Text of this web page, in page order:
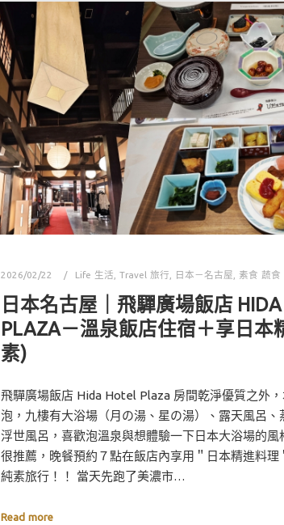
2026/02/22 Life 生活 Travel 旅行 日本－名古屋 素食 蔬食
日本名古屋｜飛驒廣場飯店 HIDA
PLAZA－溫泉飯店住宿＋享日本
素)
飛驒廣場飯店 Hida Hotel Plaza 房間乾淨優質之外
泡，九樓有大浴場（月の湯、星の湯）、露天風呂、
浮世風呂，喜歡泡溫泉與想體驗一下日本大浴場的風
很推薦，晚餐預約７點在飯店內享用＂日本精進料理
純素旅行！！ 當天先跑了美濃市…
Read more